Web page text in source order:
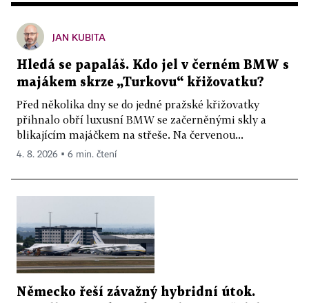
JAN KUBITA
Hledá se papaláš. Kdo jel v černém BMW s
majákem skrze „Turkovu“ křižovatku?
Před několika dny se do jedné pražské křižovatky
přihnalo obří luxusní BMW se začerněnými skly a
blikajícím majáčkem na střeše. Na červenou...
4. 8. 2026 ▪ 6 min. čtení
Německo řeší závažný hybridní útok.